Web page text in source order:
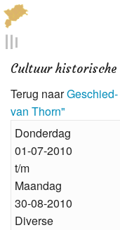
Menu
Dialect
Locaties
Overig
Cultuur historische
Terug naar
van Thorn"
Donderdag
01-07-2010
t/m
Maandag
30-08-2010
Diverse